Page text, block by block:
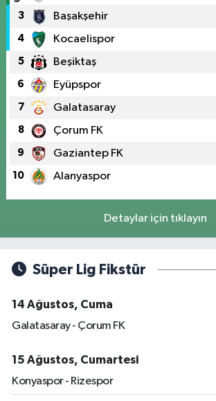
3 Başakşehir
4 Kocaelispor
5 Beşiktaş
6 Eyüpspor
7 Galatasaray
8 Çorum FK
9 Gaziantep FK
10 Alanyaspor
Detaylar için tıklayın
Süper Lig Fikstür
14 Ağustos, Cuma
Galatasaray - Çorum FK
15 Ağustos, Cumartesi
Konyaspor - Rizespor